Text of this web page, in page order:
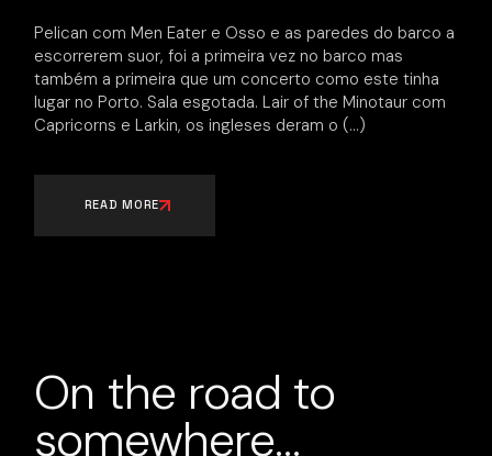
Pelican com Men Eater e Osso e as paredes do barco a
escorrerem suor, foi a primeira vez no barco mas
também a primeira que um concerto como este tinha
lugar no Porto. Sala esgotada. Lair of the Minotaur com
Capricorns e Larkin, os ingleses deram o
READ MORE
On the road to
somewhere…